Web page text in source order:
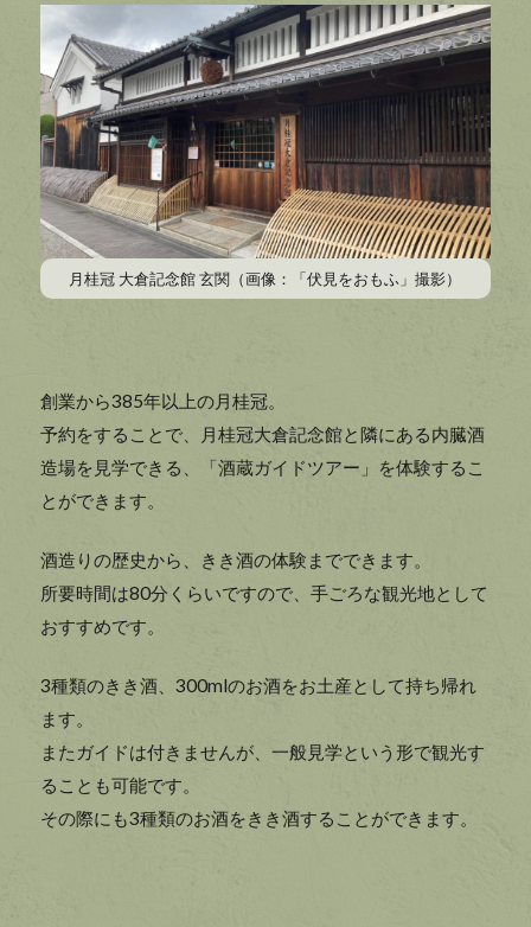
月桂冠 大倉記念館 玄関（画像：「伏見をおもふ」撮影）
創業から385年以上の月桂冠。
予約をすることで、月桂冠大倉記念館と隣にある内臓酒
造場を見学できる、「酒蔵ガイドツアー」を体験するこ
とができます。
酒造りの歴史から、きき酒の体験までできます。
所要時間は80分くらいですので、手ごろな観光地として
おすすめです。
3種類のきき酒、300mlのお酒をお土産として持ち帰れ
ます。
またガイドは付きませんが、一般見学という形で観光す
ることも可能です。
その際にも3種類のお酒をきき酒することができます。